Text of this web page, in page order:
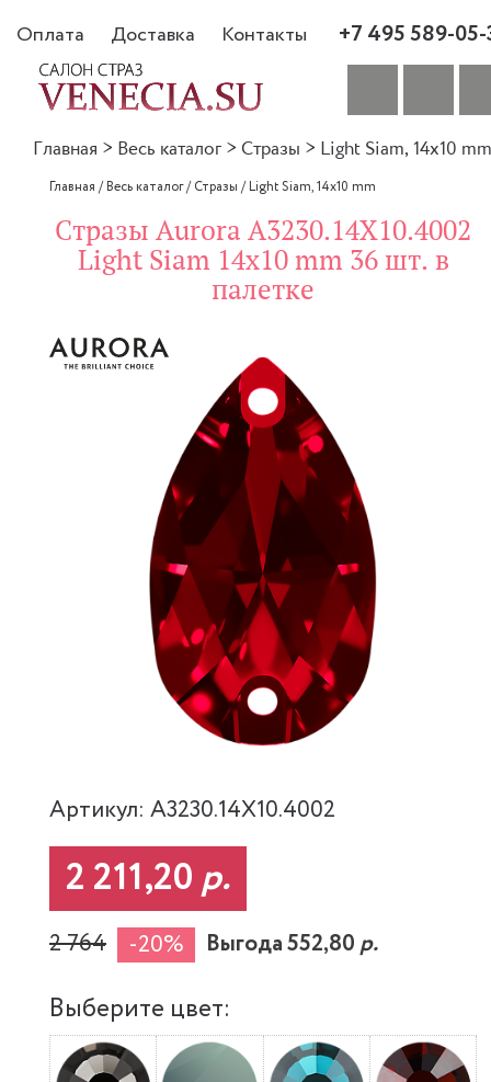
Оплата Доставка Контакты +7 495 589-
Главная > Весь каталог > Стразы > Light Siam, 14x10 mm
Главная /Весь каталог/Стразы /Light Siam, 14x10 mm
Стразы Aurora A3230.14X10.4002
Light Siam 14x10 mm 36 шт. в
палетке
Артикул: A3230.14X10.4002
2 211,20р.
2 764 -20% Выгода 552,80р.
Выберите цвет: